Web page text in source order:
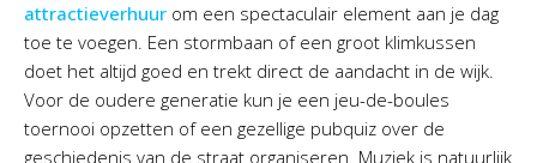
attractieverhuur om een spectaculair element aan je dag
toe te voegen. Een stormbaan of een groot klimkussen
doet het altijd goed en trekt direct de aandacht in de wijk.
Voor de oudere generatie kun je een jeu-de-boules
toernooi opzetten of een gezellige pubquiz over de
geschiedenis van de straat organiseren. Muziek is natuurlijk